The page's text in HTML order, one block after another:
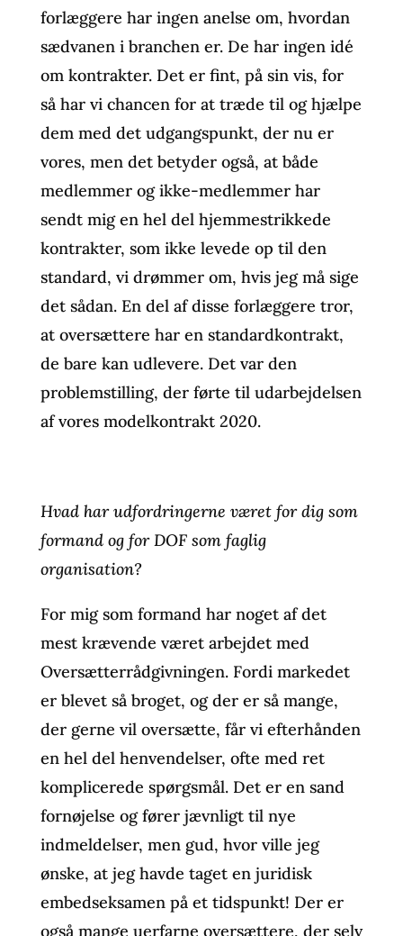
forlæggere har ingen anelse om, hvordan
sædvanen i branchen er. De har ingen idé
om kontrakter. Det er fint, på sin vis, for
så har vi chancen for at træde til og hjælpe
dem med det udgangspunkt, der nu er
vores, men det betyder også, at både
medlemmer og ikke-medlemmer har
sendt mig en hel del hjemmestrikkede
kontrakter, som ikke levede op til den
standard, vi drømmer om, hvis jeg må sige
det sådan. En del af disse forlæggere tror,
at oversættere har en standardkontrakt,
de bare kan udlevere. Det var den
problemstilling, der førte til udarbejdelsen
af vores modelkontrakt 2020.
Hvad har udfordringerne været for dig som
formand og for DOF som faglig
organisation?
For mig som formand har noget af det
mest krævende været arbejdet med
Oversætterrådgivningen. Fordi markedet
er blevet så broget, og der er så mange,
der gerne vil oversætte, får vi efterhånden
en hel del henvendelser, ofte med ret
komplicerede spørgsmål. Det er en sand
fornøjelse og fører jævnligt til nye
indmeldelser, men gud, hvor ville jeg
ønske, at jeg havde taget en juridisk
embedseksamen på et tidspunkt! Der er
også mange uerfarne oversættere, der selv